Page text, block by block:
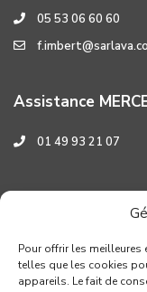
Pour offrir les
telles que les cookies
appareils. Le fait de
05 53 06 60 60
Assistance
01 49 93 21 07
Assistance